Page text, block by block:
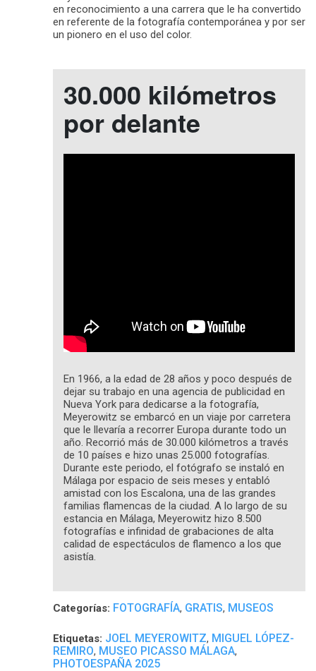
en reconocimiento a una carrera que le ha convertido
en referente de la fotografía contemporánea y por ser
un pionero en el uso del color.
30.000 kilómetros
por delante
En 1966, a la edad de 28 años y poco después de
dejar su trabajo en una agencia de publicidad en
Nueva York para dedicarse a la fotografía,
Meyerowitz se embarcó en un viaje por carretera
que le llevaría a recorrer Europa durante todo un
año. Recorrió más de 30.000 kilómetros a través
de 10 países e hizo unas 25.000 fotografías.
Durante este periodo, el fotógrafo se instaló en
Málaga por espacio de seis meses y entabló
amistad con los Escalona, una de las grandes
familias flamencas de la ciudad. A lo largo de su
estancia en Málaga, Meyerowitz hizo 8.500
fotografías e infinidad de grabaciones de alta
calidad de espectáculos de flamenco a los que
asistía.
Categorías: FOTOGRAFÍA, GRATIS, MUSEOS
Etiquetas: JOEL MEYEROWITZ, MIGUEL LÓPEZ-
REMIRO, MUSEO PICASSO MÁLAGA,
PHOTOESPAÑA 2025